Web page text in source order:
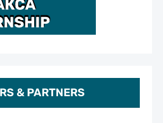
& PARTNERS